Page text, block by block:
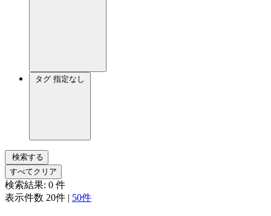
タグ 指定なし
検索する
すべてクリア
検索結果: 0 件
表示件数 20件 | 50件